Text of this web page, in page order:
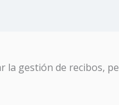
gestión de recibos,